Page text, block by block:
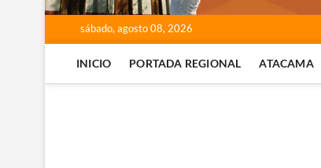
sábado, agosto 08, 2026
INICIO PORTADA REGIONAL ATACAMA